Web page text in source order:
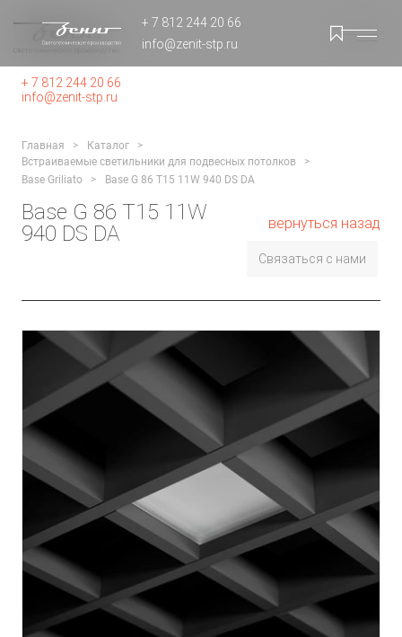
+ 7 812 244 20 66
info@zenit-stp.ru
+ 7 812 244 20 66
info@zenit-stp.ru
Главная
Каталог
Встраиваемые светильники для подвесных потолков
Base Griliato
Base G 86 T15 11W 940 DS DA
Base G 86 T15 11W
940 DS DA
Связаться с нами
вернуться назад